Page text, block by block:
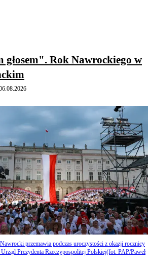
głosem". Rok Nawrockiego w
przemawia podczas uroczystości z okazji rocznicy
Prezydenta Rzeczypospolitej Polskiej(fot. PAP/Paweł